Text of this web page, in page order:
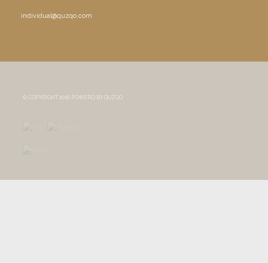
individual@quzqo.com
© COPYRIGHT 2016 POWERD BY QUZQO